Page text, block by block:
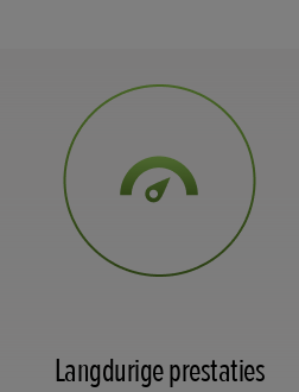
Langdurige prestaties